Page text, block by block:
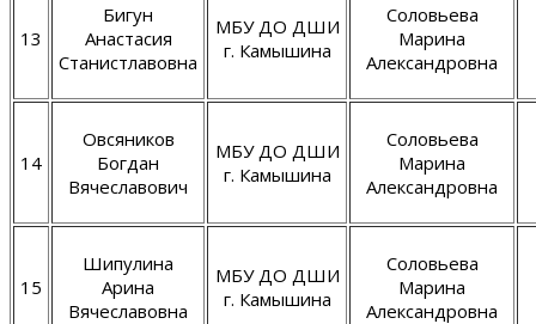
13
Бигун
Анастасия
Станистлавовна
МБУ ДО ДШИ
г. Камышина
Соловьева
Марина
Александровна
14
Овсяников
Богдан
Вячеславович
МБУ ДО ДШИ
г. Камышина
Соловьева
Марина
Александровна
15
Шипулина
Арина
Вячеславовна
МБУ ДО ДШИ
г. Камышина
Соловьева
Марина
Александровна